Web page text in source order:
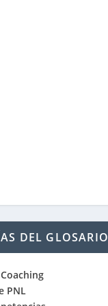
DEL GLOSARIO
PNL